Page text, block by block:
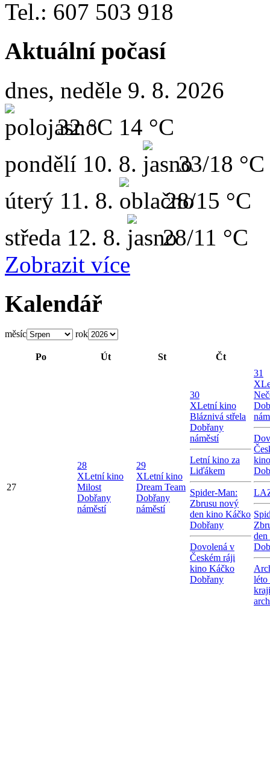
Tel.: 607 503 918
Aktuální počasí
dnes, neděle 9. 8. 2026
32 °C 14 °C
pondělí 10. 8.
33/18 °C
úterý 11. 8.
28/15 °C
středa 12. 8.
28/11 °C
Zobrazit více
Kalendář
měsíc rok
Po Út St Čt
27
28
XLetní kino
Milost
Dobřany
náměstí
29
XLetní kino
Dream Team
Dobřany
náměstí
30
XLetní kino
Bláznivá střela
Dobřany
náměstí
Letní kino za
Liďákem
Spider-Man:
Zbrusu nový
den kino Káčko
Dobřany
Dovolená v
Českém ráji
kino Káčko
Dobřany
31
X
léto